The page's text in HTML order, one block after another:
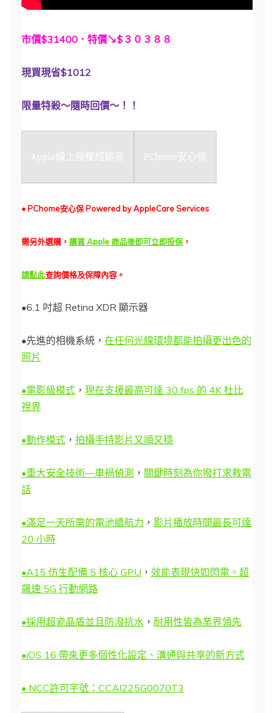
市價$31400．特價↘$３０３８８
現買現省$1012
限量特殺～隨時回價～！！
Apple線上授權經銷商 PChome安心保
• PChome安心保 Powered by AppleCare Services
需另外選購， 購買 Apple 商品後即可立即投保 ，
請點此查詢價格及保障內容。
•6.1 吋超 Retina XDR 顯示器
•先進的相機系統， 在任何光線環境都能拍攝更出色的
照片
•電影級模式 ， 現在支援最高可達 30 fps 的 4K 杜比
視界
•動作模式 ， 拍攝手持影片又順又穩
•重大安全技術—車禍偵測 ， 關鍵時刻為你撥打求救電
話
•滿足一天所需的電池續航力 ， 影片播放時間最長可達
20 小時
•A15 仿生配備 5 核心 GPU ， 效能表現快如閃電。超
飆速 5G 行動網路
•採用超瓷晶盾並且防潑抗水 ， 耐用性皆為業界領先
•iOS 16 帶來更多個性化設定、溝通與共享的新方式
• NCC許可字號：CCAI225G0070T3